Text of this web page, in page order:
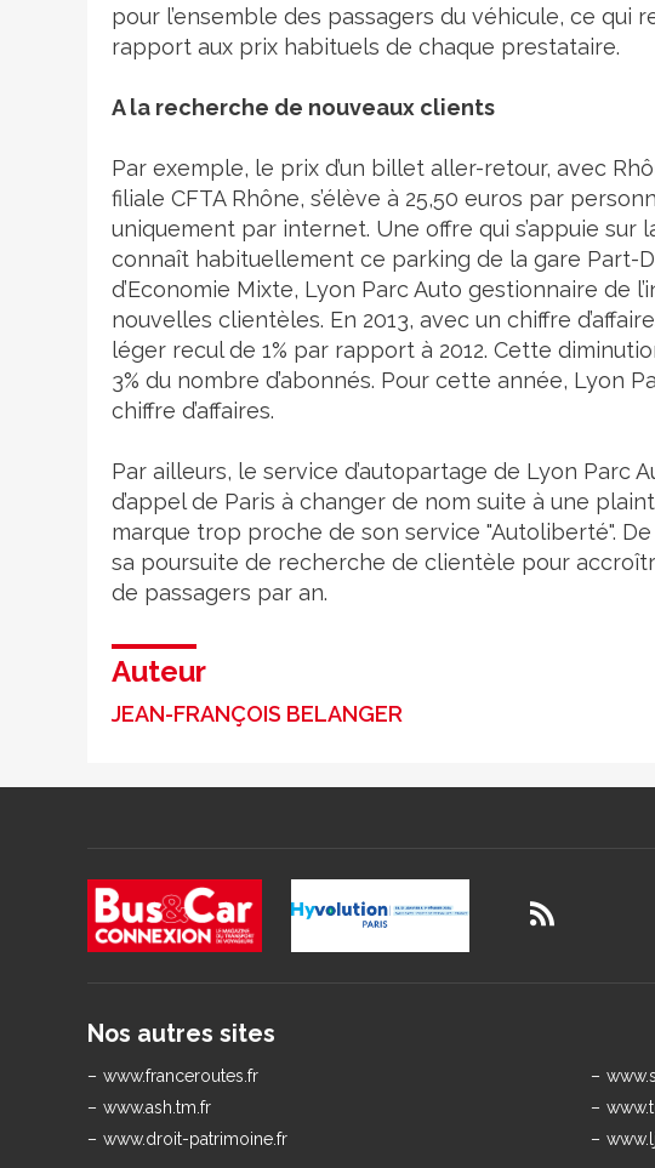
pour l’ensemble des passagers du véhicule, ce
rapport aux prix habituels de chaque prestataire.
A la recherche de nouveaux clients
Par exemple, le prix d’un billet aller-retour, avec
filiale CFTA Rhône, s’élève à 25,50 euros par
uniquement par internet. Une offre qui s’appuie
connaît habituellement ce parking de la gare Part-
d’Economie Mixte, Lyon Parc Auto gestionnaire de
nouvelles clientèles. En 2013, avec un chiffre
léger recul de 1% par rapport à 2012. Cette
3% du nombre d’abonnés. Pour cette année, Lyon
chiffre d’affaires.
Par ailleurs, le service d’autopartage de Lyon Parc
d’appel de Paris à changer de nom suite à une
marque trop proche de son service "Autoliberté".
sa poursuite de recherche de clientèle pour
de passagers par an.
Auteur
JEAN-FRANÇOIS BELANGER
Nos autres sites
www.franceroutes.fr
www.ash.tm.fr
www.droit-patrimoine.fr